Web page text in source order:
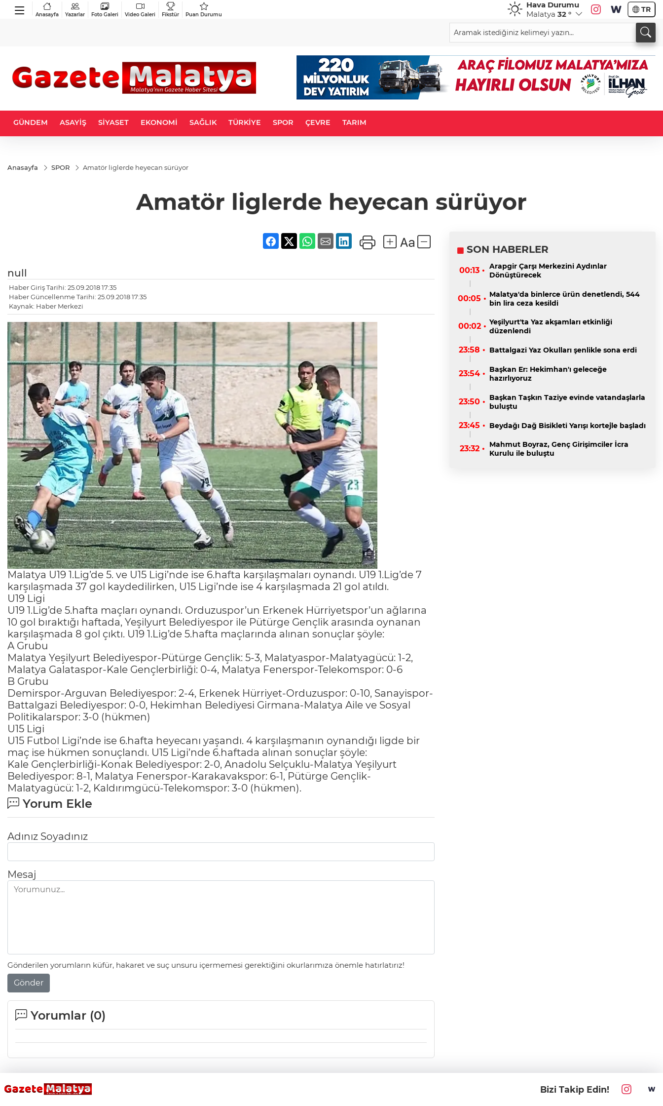
Anasayfa Yazarlar Foto Galeri Video Galeri Fikstür Puan Durumu
Hava Durumu
Malatya 32 ° TR
GÜNDEM ASAYİŞ SİYASET EKONOMİ SAĞLIK TÜRKİYE SPOR ÇEVRE TARIM
Anasayfa SPOR Amatör liglerde heyecan sürüyor
Amatör liglerde heyecan sürüyor
null
Haber Giriş Tarihi: 25.09.2018 17:35
Haber Güncellenme Tarihi: 25.09.2018 17:35
Kaynak: Haber Merkezi
Malatya U19 1.Lig’de 5. ve U15 Ligi’nde ise 6.hafta karşılaşmaları oynandı. U19 1.Lig’de 7
karşılaşmada 37 gol kaydedilirken, U15 Ligi’nde ise 4 karşılaşmada 21 gol atıldı.
U19 Ligi
U19 1.Lig’de 5.hafta maçları oynandı. Orduzuspor’un Erkenek Hürriyetspor’un ağlarına
10 gol bıraktığı haftada, Yeşilyurt Belediyespor ile Pütürge Gençlik arasında oynanan
karşılaşmada 8 gol çıktı. U19 1.Lig’de 5.hafta maçlarında alınan sonuçlar şöyle:
A Grubu
Malatya Yeşilyurt Belediyespor-Pütürge Gençlik: 5-3, Malatyaspor-Malatyagücü: 1-2,
Malatya Galataspor-Kale Gençlerbirliği: 0-4, Malatya Fenerspor-Telekomspor: 0-6
B Grubu
Demirspor-Arguvan Belediyespor: 2-4, Erkenek Hürriyet-Orduzuspor: 0-10, Sanayispor-
Battalgazi Belediyespor: 0-0, Hekimhan Belediyesi Girmana-Malatya Aile ve Sosyal
Politikalarspor: 3-0 (hükmen)
U15 Ligi
U15 Futbol Ligi’nde ise 6.hafta heyecanı yaşandı. 4 karşılaşmanın oynandığı ligde bir
maç ise hükmen sonuçlandı. U15 Ligi’nde 6.haftada alınan sonuçlar şöyle:
Kale Gençlerbirliği-Konak Belediyespor: 2-0, Anadolu Selçuklu-Malatya Yeşilyurt
Belediyespor: 8-1, Malatya Fenerspor-Karakavakspor: 6-1, Pütürge Gençlik-
Malatyagücü: 1-2, Kaldırımgücü-Telekomspor: 3-0 (hükmen).
Yorum Ekle
Adınız Soyadınız
Mesaj
Gönderilen yorumların küfür, hakaret ve suç unsuru içermemesi gerektiğini okurlarımıza önemle hatırlatırız!
Gönder
Yorumlar (0)
SON HABERLER
00:13 • Arapgir Çarşı Merkezini Aydınlar
Dönüştürecek
00:05 • Malatya'da binlerce ürün denetlendi, 544
bin lira ceza kesildi
00:02 • Yeşilyurt'ta Yaz akşamları etkinliği
düzenlendi
23:58 • Battalgazi Yaz Okulları şenlikle sona erdi
23:54 • Başkan Er: Hekimhan'ı geleceğe
hazırlıyoruz
23:50 • Başkan Taşkın Taziye evinde vatandaşlarla
buluştu
23:45 • Beydağı Dağ Bisikleti Yarışı kortejle başladı
23:32 •
Mahmut Boyraz, Genç Girişimciler İcra
Kurulu ile buluştu
Bizi Takip Edin!